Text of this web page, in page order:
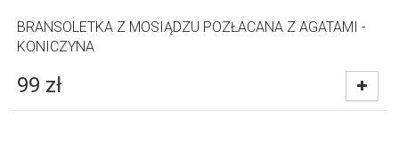
BRANSOLETKA Z MOSIĄDZU POZŁACANA Z AGATAMI -
KONICZYNA
99 zł